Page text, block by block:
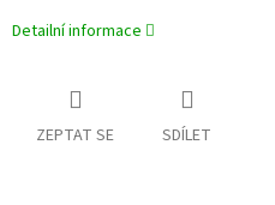
Detailní informace
ZEPTAT SE SDÍLET